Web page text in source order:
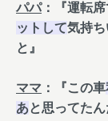
パパ：『運転席
ットして気持
と』
ママ ：『この車
あと思ってた